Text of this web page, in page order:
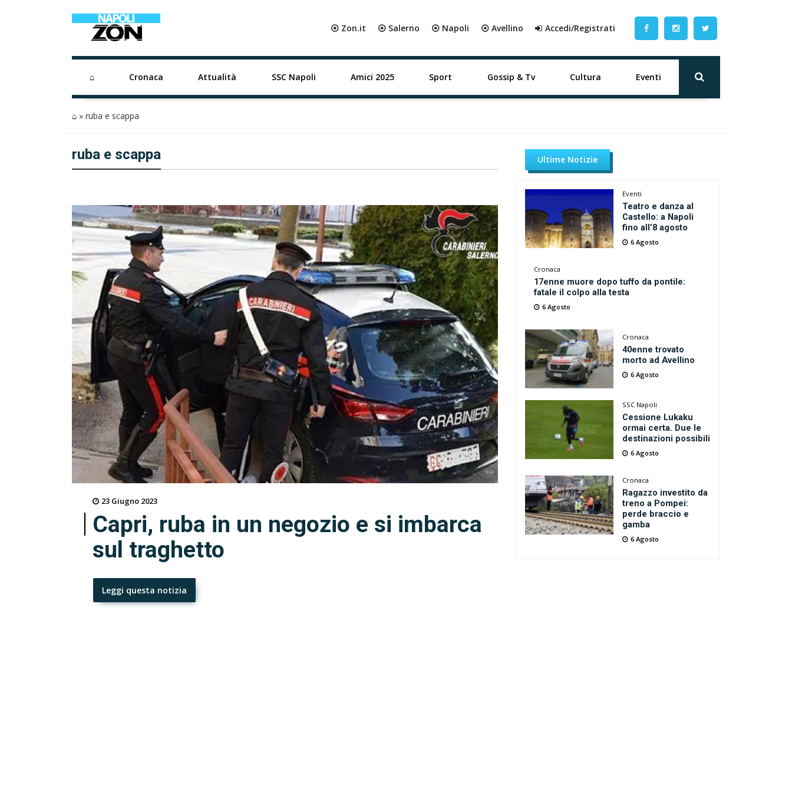
⦿ Zon.it ⦿ Salerno ⦿ Napoli ⦿ Avellino Accedi/Registrati
⌂ Cronaca Attualità SSC Napoli Amici 2025 Sport Gossip & Tv Cultura Eventi
⌂ » ruba e scappa
ruba e scappa
23 Giugno 2023
Capri, ruba in un negozio e si imbarca
sul traghetto
Leggi questa notizia
Ultime Notizie
Eventi
Teatro e danza al
Castello: a Napoli
fino all’8 agosto
6 Agosto
Cronaca
17enne muore dopo tuffo da pontile:
fatale il colpo alla testa
6 Agosto
Cronaca
40enne trovato
morto ad Avellino
6 Agosto
SSC Napoli
Cessione Lukaku
ormai certa. Due le
destinazioni possibili
6 Agosto
Cronaca
Ragazzo investito da
treno a Pompei:
perde braccio e
gamba
6 Agosto